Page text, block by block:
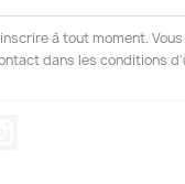
à tout moment.
dans les conditions